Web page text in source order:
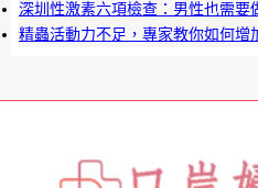
深圳性激素六項檢查：男性也需要
精蟲活動力不足，專家教你如何增